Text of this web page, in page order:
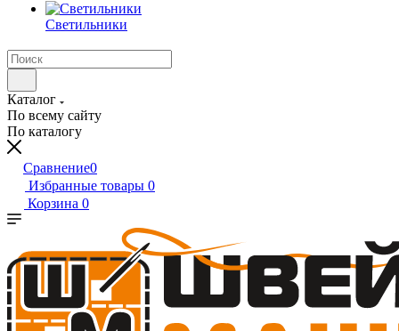
Светильники
Каталог
По всему сайту
По каталогу
Сравнение0
Избранные товары 0
Корзина 0